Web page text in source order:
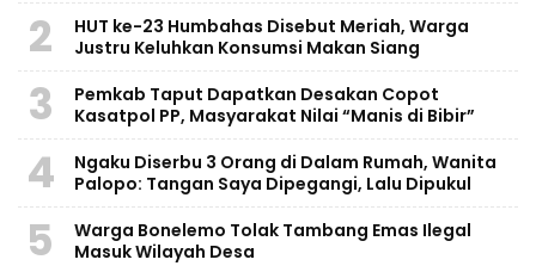
2
HUT ke-23 Humbahas Disebut Meriah, Warga
Justru Keluhkan Konsumsi Makan Siang
3
Pemkab Taput Dapatkan Desakan Copot
Kasatpol PP, Masyarakat Nilai “Manis di Bibir”
4
Ngaku Diserbu 3 Orang di Dalam Rumah, Wanita
Palopo: Tangan Saya Dipegangi, Lalu Dipukul
5
Warga Bonelemo Tolak Tambang Emas Ilegal
Masuk Wilayah Desa